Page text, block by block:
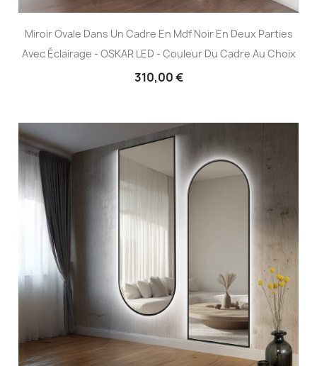
Miroir Ovale Dans Un Cadre En Mdf Noir En Deux Parties
Avec Éclairage - OSKAR LED - Couleur Du Cadre Au Choix
310,00 €